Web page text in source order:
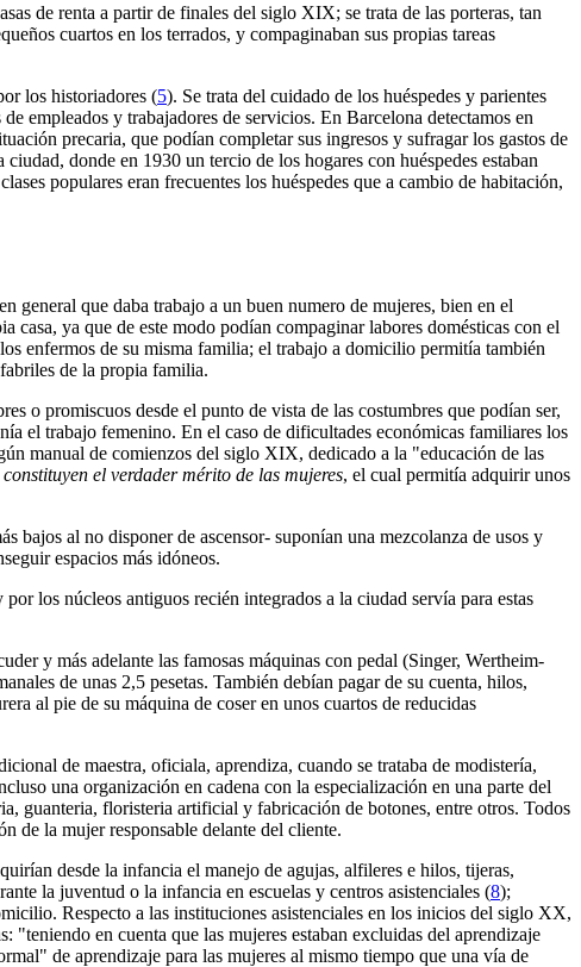
de renta a partir de finales del siglo XIX; se trata de las porteras, tan
cuartos en los terrados, y compaginaban sus propias tareas
los historiadores (5). Se trata del cuidado de los huéspedes y parientes
empleados y trabajadores de servicios. En Barcelona detectamos en
precaria, que podían completar sus ingresos y sufragar los gastos de
donde en 1930 un tercio de los hogares con huéspedes estaban
populares eran frecuentes los huéspedes que a cambio de habitación,
general que daba trabajo a un buen numero de mujeres, bien en el
casa, ya que de este modo podían compaginar labores domésticas con el
enfermos de su misma familia; el trabajo a domicilio permitía también
de la propia familia.
o promiscuos desde el punto de vista de las costumbres que podían ser,
el trabajo femenino. En el caso de dificultades económicas familiares los
manual de comienzos del siglo XIX, dedicado a la "educación de las
el verdader mérito de las mujeres, el cual permitía adquirir unos
bajos al no disponer de ascensor- suponían una mezcolanza de usos y
espacios más idóneos.
los núcleos antiguos recién integrados a la ciudad servía para estas
y más adelante las famosas máquinas con pedal (Singer, Wertheim-
de unas 2,5 pesetas. También debían pagar de su cuenta, hilos,
al pie de su máquina de coser en unos cuartos de reducidas
de maestra, oficiala, aprendiza, cuando se trataba de modistería,
una organización en cadena con la especialización en una parte del
guanteria, floristeria artificial y fabricación de botones, entre otros. Todos
de la mujer responsable delante del cliente.
desde la infancia el manejo de agujas, alfileres e hilos, tijeras,
la juventud o la infancia en escuelas y centros asistenciales (8);
Respecto a las instituciones asistenciales en los inicios del siglo XX,
"teniendo en cuenta que las mujeres estaban excluidas del aprendizaje
de aprendizaje para las mujeres al mismo tiempo que una vía de